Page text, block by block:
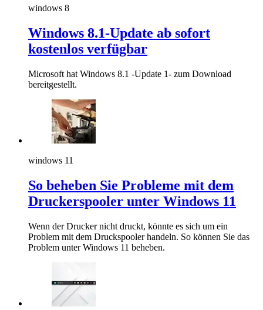
windows 8
Windows 8.1-Update ab sofort
kostenlos verfügbar
Microsoft hat Windows 8.1 -Update 1- zum Download
bereitgestellt.
windows 11
So beheben Sie Probleme mit dem
Druckerspooler unter Windows 11
Wenn der Drucker nicht druckt, könnte es sich um ein
Problem mit dem Druckspooler handeln. So können Sie das
Problem unter Windows 11 beheben.